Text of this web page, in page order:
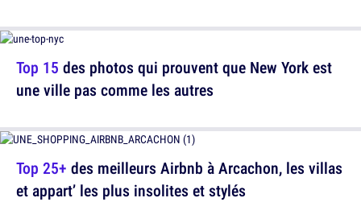
Top 15 des photos qui prouvent que New York est
une ville pas comme les autres
Top 25+ des meilleurs Airbnb à Arcachon, les villas
et appart’ les plus insolites et stylés